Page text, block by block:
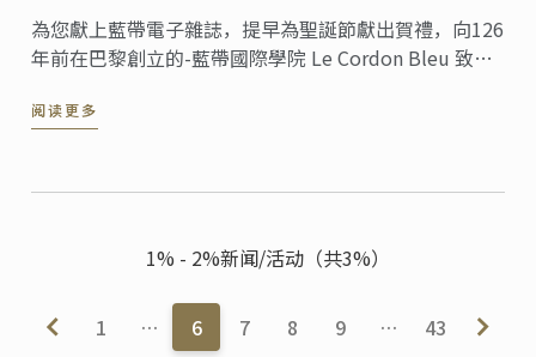
為您獻上藍帶電子雜誌，提早為聖誕節獻出賀禮，向126
年前在巴黎創立的-藍帶國際學院 Le Cordon Bleu 致
阅读更多
1% - 2%新闻/活动（共3%）
1 … 6 7 8 9 … 43